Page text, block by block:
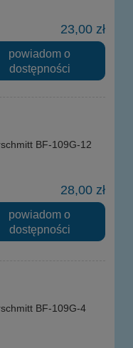
23,00 zł
powiadom o
dostępności
BF-109G-12
28,00 zł
powiadom o
dostępności
BF-109G-4